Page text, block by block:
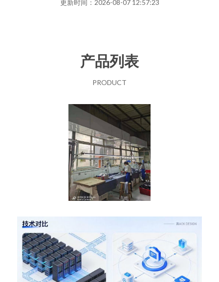
更新时间：2026-08-07 12:57:23
产品列表
PRODUCT